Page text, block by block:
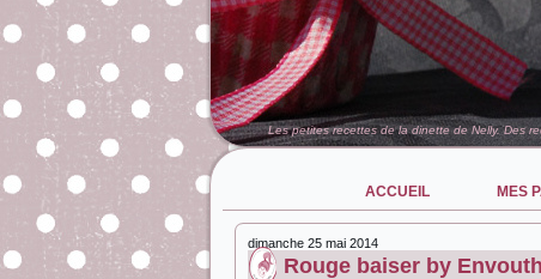
Les petites recettes de la dinette de Nelly. Des
ACCUEIL MES
dimanche 25 mai 2014
Rouge baiser by